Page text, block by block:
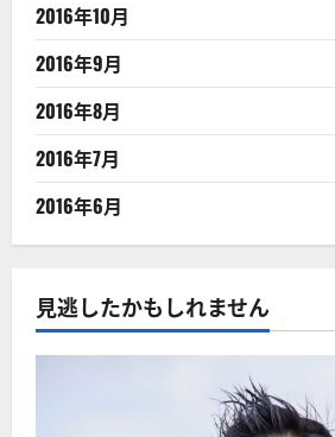
2016年10月
2016年9月
2016年8月
2016年7月
2016年6月
見逃したかもしれません